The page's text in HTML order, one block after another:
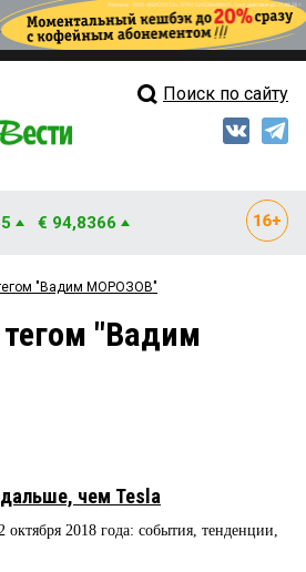
Свежий выпуск
Мнения
Рейтинги
Поиск по сайту
€ 94,8366
"Вадим МОРОЗОВ"
"Вадим
чем Tesla
2018 года: события, тенденции,